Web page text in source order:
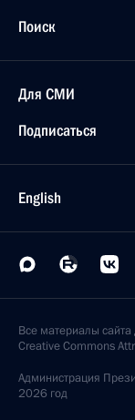
Поиск
Для СМИ
Подписаться
English
Все материалы
Creative Commons
Администрация
2026 год